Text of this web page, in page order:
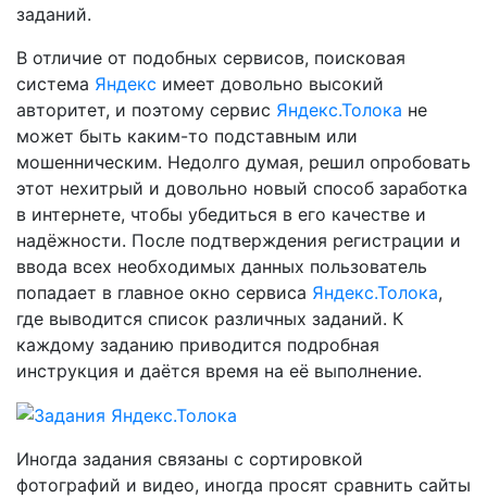
заданий.
В отличие от подобных сервисов, поисковая
система Яндекс имеет довольно высокий
авторитет, и поэтому сервис Яндекс.Толока не
может быть каким-то подставным или
мошенническим. Недолго думая, решил опробовать
этот нехитрый и довольно новый способ заработка
в интернете, чтобы убедиться в его качестве и
надёжности. После подтверждения регистрации и
ввода всех необходимых данных пользователь
попадает в главное окно сервиса Яндекс.Толока,
где выводится список различных заданий. К
каждому заданию приводится подробная
инструкция и даётся время на её выполнение.
Иногда задания связаны с сортировкой
фотографий и видео, иногда просят сравнить сайты